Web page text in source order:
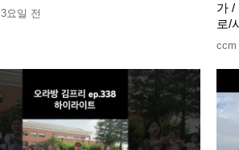
3요일 전
가 /
로/
ccm